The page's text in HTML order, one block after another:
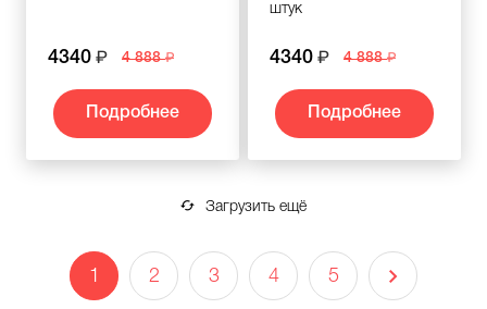
4340 4 888
Подробнее
штук
4340 4 888
Подробнее
Загрузить ещё
1 2 3 4 5